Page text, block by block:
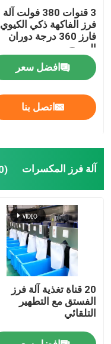
3 قنوات 380 فولت آلة
فرز الفاكهة ذكي الكيوي
فارز 360 درجة دوران
المسح
افضل سعر
اتصل بنا
آلة فرز المكسرات (180)
20 قناة تغذية آلة فرز
الفستق مع التطهير
التلقائي